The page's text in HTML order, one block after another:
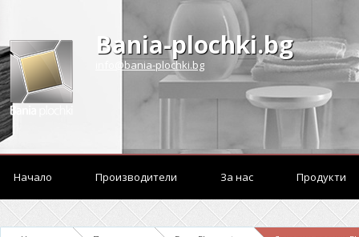
Bania-plochki.bg
info@bania-plochki.bg
Начало Производители За нас Продукти